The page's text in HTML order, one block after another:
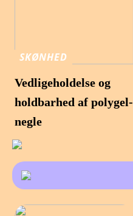
SKØNHED
Vedligeholdelse og
holdbarhed af polygel-
negle